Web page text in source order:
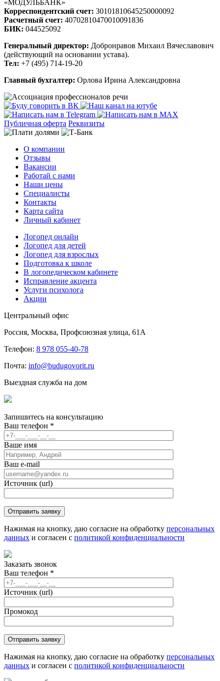
«МОДУЛЬБАНК»
Корреспондентский счет: 30101810645250000092
Расчетный счет: 40702810470010091836
БИК: 044525092
Генеральный директор: Добронравов Михаил Вячеславович
(действующий на основании устава).
Тел: +7 (495) 714-19-20
Главный бухгалтер: Орлова Ирина Александровна
Публичная оферта Реквизиты
О компании
Отзывы
Вакансии
Работай с нами
Наши цены
Специалисты
Контакты
Карта сайта
Личный кабинет
Логопед онлайн
Логопед для детей
Логопед для взрослых
Подготовка к школе
В логопедическом кабинете
Исправление акцента
Услуги психолога
Акции
Центральный офис
Россия, Москва, Профсоюзная улица, 61А
Телефон: 8 978 055-40-78
Почта: info@budugovorit.ru
Выездная служба на дом
Запишитесь на консультацию
Ваш телефон *
Ваше имя
Ваш e-mail
Источник (url)
Нажимая на кнопку, даю согласие на обработку персональных
данных и согласен с политикой конфиденциальности
Заказать звонок
Ваш телефон *
Источник (url)
Промокод
Нажимая на кнопку, даю согласие на обработку персональных
данных и согласен с политикой конфиденциальности